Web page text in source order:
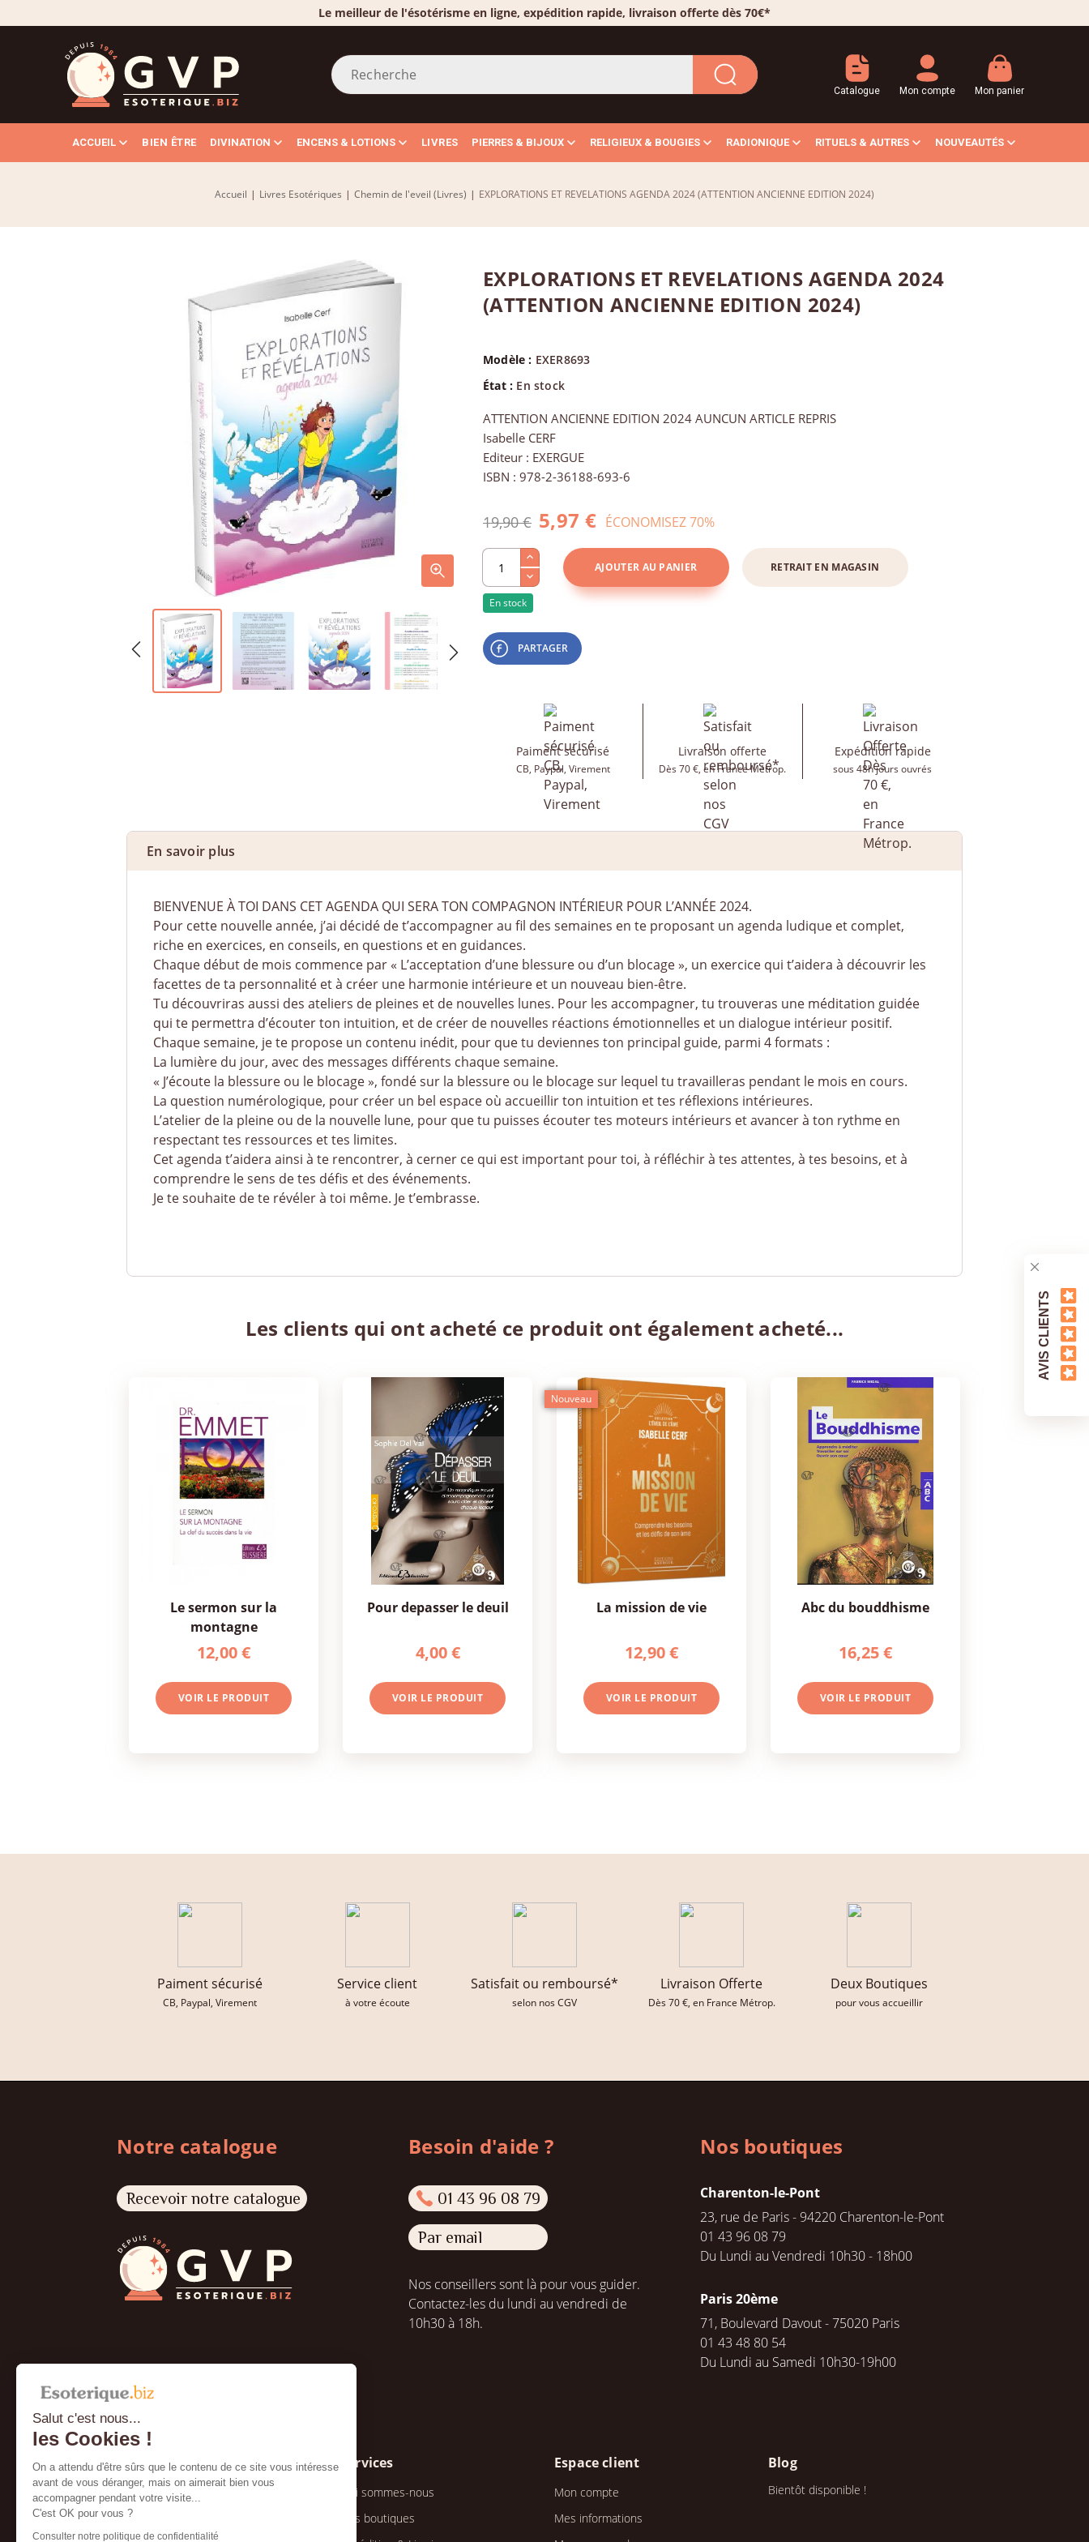
Salut c'est nous...
les Cookies !
On a attendu d'être sûrs que le contenu de ce site vous intéresse
avant de vous déranger, mais on aimerait bien vous
accompagner pendant votre visite...
C'est OK pour vous ?
Consulter notre politique de confidentialité
Le meilleur de l'ésotérisme en ligne, expédition rapide, livraison offerte dès 70€*
Catalogue Mon compte Mon panier
ACCUEIL BIEN ÊTRE DIVINATION ENCENS & LOTIONS LIVRES PIERRES & BIJOUX RELIGIEUX & BOUGIES RADIONIQUE RITUELS & AUTRES NOUVEAUTÉS
Accueil | Livres Esotériques | Chemin de l'eveil (Livres) | EXPLORATIONS ET REVELATIONS AGENDA 2024 (ATTENTION ANCIENNE EDITION 2024)
EXPLORATIONS ET REVELATIONS AGENDA 2024
(ATTENTION ANCIENNE EDITION 2024)
Modèle : EXER8693
État : En stock
ATTENTION ANCIENNE EDITION 2024 AUNCUN ARTICLE REPRIS
Isabelle CERF
Editeur : EXERGUE
ISBN : 978-2-36188-693-6
19,90 € 5,97 € ÉCONOMISEZ 70%
AJOUTER AU PANIER RETRAIT EN MAGASIN
En stock
PARTAGER
Paiment sécurisé
CB, Paypal, Virement
Livraison offerte
Dès 70 €, en France Métrop.
Expédition rapide
sous 48h jours ouvrés
En savoir plus
BIENVENUE À TOI DANS CET AGENDA QUI SERA TON COMPAGNON INTÉRIEUR POUR L’ANNÉE 2024.
Pour cette nouvelle année, j’ai décidé de t’accompagner au fil des semaines en te proposant un agenda ludique et complet,
riche en exercices, en conseils, en questions et en guidances.
Chaque début de mois commence par « L’acceptation d’une blessure ou d’un blocage », un exercice qui t’aidera à découvrir les
facettes de ta personnalité et à créer une harmonie intérieure et un nouveau bien-être.
Tu découvriras aussi des ateliers de pleines et de nouvelles lunes. Pour les accompagner, tu trouveras une méditation guidée
qui te permettra d’écouter ton intuition, et de créer de nouvelles réactions émotionnelles et un dialogue intérieur positif.
Chaque semaine, je te propose un contenu inédit, pour que tu deviennes ton principal guide, parmi 4 formats :
La lumière du jour, avec des messages différents chaque semaine.
« J’écoute la blessure ou le blocage », fondé sur la blessure ou le blocage sur lequel tu travailleras pendant le mois en cours.
La question numérologique, pour créer un bel espace où accueillir ton intuition et tes réflexions intérieures.
L’atelier de la pleine ou de la nouvelle lune, pour que tu puisses écouter tes moteurs intérieurs et avancer à ton rythme en
respectant tes ressources et tes limites.
Cet agenda t’aidera ainsi à te rencontrer, à cerner ce qui est important pour toi, à réfléchir à tes attentes, à tes besoins, et à
comprendre le sens de tes défis et des événements.
Je te souhaite de te révéler à toi même. Je t’embrasse.
Les clients qui ont acheté ce produit ont également acheté...
le sermon sur la
montagne
12,00 €
VOIR LE PRODUIT
pour depasser le deuil
4,00 €
VOIR LE PRODUIT
la mission de vie
12,90 €
VOIR LE PRODUIT
Nouveau
abc du bouddhisme
16,25 €
VOIR LE PRODUIT
Paiment sécurisé
CB, Paypal, Virement
Service client
à votre écoute
Satisfait ou remboursé*
selon nos CGV
Livraison Offerte
Dès 70 €, en France Métrop.
Deux Boutiques
pour vous accueillir
Notre catalogue
Recevoir notre catalogue
Besoin d'aide ?
01 43 96 08 79
Par email
Nos conseillers sont là pour vous guider.
Contactez-les du lundi au vendredi de
10h30 à 18h.
AVIS CLIENTS
Nos boutiques
Charenton-le-Pont
23, rue de Paris - 94220 Charenton-le-Pont
01 43 96 08 79
Du Lundi au Vendredi 10h30 - 18h00
Paris 20ème
71, Boulevard Davout - 75020 Paris
01 43 48 80 54
Du Lundi au Samedi 10h30-19h00
À propos
Conditions générales de vente
Mentions légales et confidentialité
Services
Qui sommes-nous
Nos boutiques
Espace client
Mon compte
Mes informations
Blog
Bientôt disponible !